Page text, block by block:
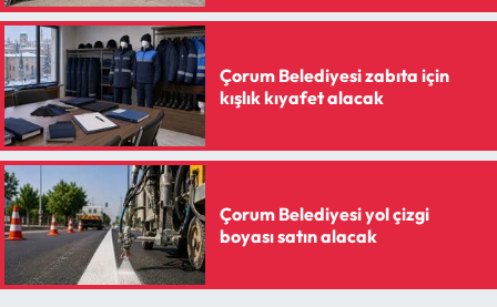
Çorum Belediyesi zabıta için
kışlık kıyafet alacak
Çorum Belediyesi yol çizgi
boyası satın alacak